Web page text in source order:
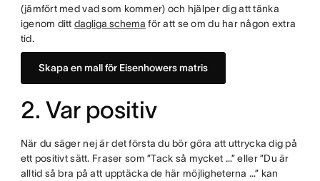
(jämfört med vad som kommer) och hjälper dig att tänka
igenom dittdagliga schema för att se om du har någon extra
tid.
Skapa en mall för Eisenhowers matris
2. Var positiv
När du säger nej är det första du bör göra att uttrycka dig på
ett positivt sätt. Fraser som ”Tack så mycket …” eller ”Du är
alltid så bra på att upptäcka de här möjligheterna …” kan